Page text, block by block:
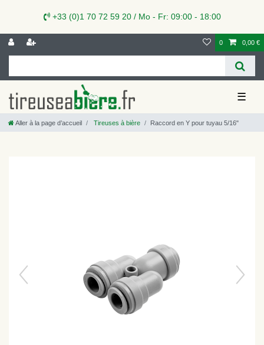
+33 (0)1 70 72 59 20 / Mo - Fr: 09:00 - 18:00
0 0,00 €
☰
Aller à la page d’accueil Tireuses à bière Raccord en Y pour tuyau 5/16"